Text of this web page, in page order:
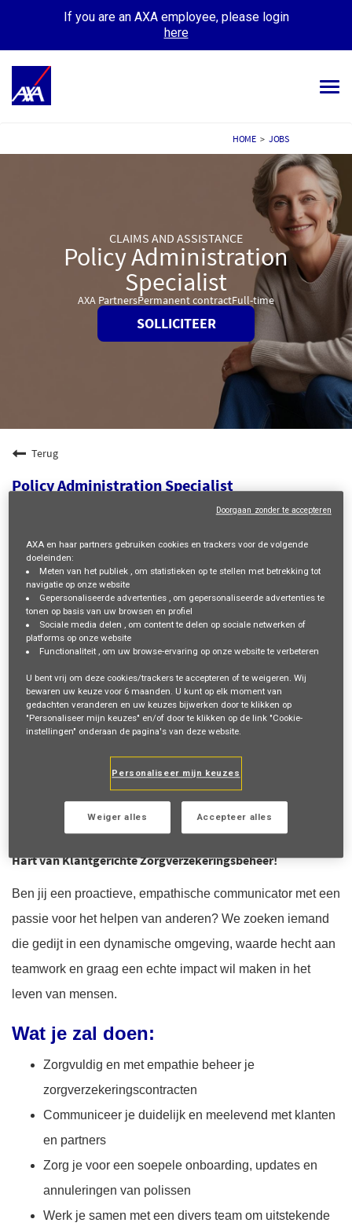
If you are an AXA employee, please login
here
MY APPLICATIONS MY PROFILE
HOME > JOBS
CLAIMS AND ASSISTANCE
Policy Administration
Specialist
AXA PartnersPermanent contractFull-time
SOLLICITEER
Terug
Policy Administration Specialist
Boulevard du Régent 7, BRUXELLES, BE, 1000
20096
APBE-CatSAL 3
Juliette ALSBERGE
15/07/2026
mail_outline
Ontvang toekomstige vacatures die passen bij deze
zoekopdracht
Inloggen
of Registreren
Functieomschrijving
Word Specialist beleidsadministratie bij AXA Partners — Het
Hart van Klantgerichte Zorgverzekeringsbeheer!
Ben jij een proactieve, empathische communicator met een
passie voor het helpen van anderen? We zoeken iemand
die gedijt in een dynamische omgeving, waarde hecht aan
teamwork en graag een echte impact wil maken in het
leven van mensen.
Wat je zal doen:
Zorgvuldig en met empathie beheer je
zorgverzekeringscontracten
Communiceer je duidelijk en meelevend met klanten
en partners
Zorg je voor een soepele onboarding, updates en
annuleringen van polissen
Werk je samen met een divers team om uitstekende
AXA en haar partners gebruiken cookies en trackers voor de volgende
doeleinden:
Meten van het publiek , om statistieken op te stellen met betrekking tot
navigatie op onze website
Gepersonaliseerde advertenties , om gepersonaliseerde advertenties te
tonen op basis van uw browsen en profiel
Sociale media delen , om content te delen op sociale netwerken of
platforms op onze website
Functionaliteit , om uw browse-ervaring op onze website te verbeteren
U bent vrij om deze cookies/trackers te accepteren of te weigeren. Wij
bewaren uw keuze voor 6 maanden. U kunt op elk moment van
gedachten veranderen en uw keuzes bijwerken door te klikken op
"Personaliseer mijn keuzes" en/of door te klikken op de link "Cookie-
instellingen" onderaan de pagina's van deze website.
Personaliseer mijn keuzes
Weiger alles Accepteer alles
Doorgaan zonder te accepteren